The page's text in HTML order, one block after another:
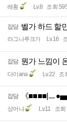
레훤 Lv.8 조회
잡담 벨가 하드 할
라그나루크가 Lv.16
잡담 뭔가 느낌이
다이ana Lv.22 조
잡담 《■■■■|
상어냐 Lv.11 조회